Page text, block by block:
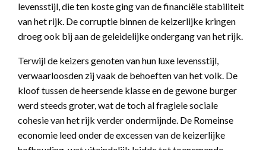
levensstijl, die ten koste ging van de financiële stabiliteit
van het rijk. De corruptie binnen de keizerlijke kringen
droeg ook bij aan de geleidelijke ondergang van het rijk.
Terwijl de keizers genoten van hun luxe levensstijl,
verwaarloosden zij vaak de behoeften van het volk. De
kloof tussen de heersende klasse en de gewone burger
werd steeds groter, wat de toch al fragiele sociale
cohesie van het rijk verder ondermijnde. De Romeinse
economie leed onder de excessen van de keizerlijke